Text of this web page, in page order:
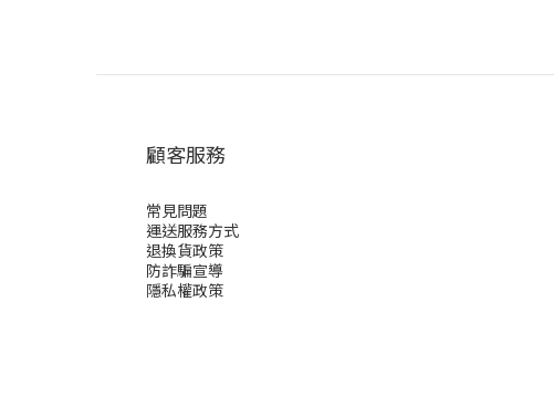
顧客服務
常見問題
運送服務方式
退換貨政策
防詐騙宣導
隱私權政策